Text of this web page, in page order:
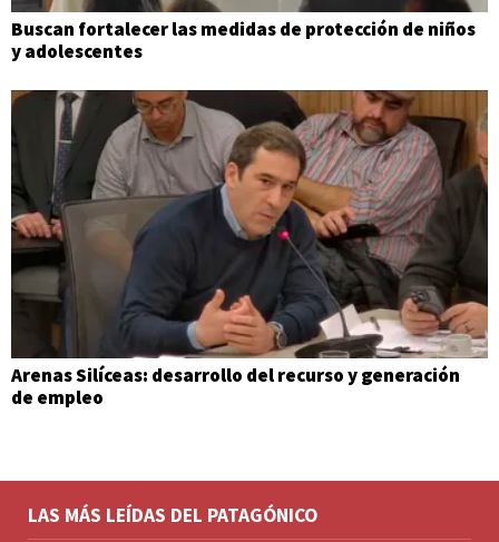
Buscan fortalecer las medidas de protección de niños
y adolescentes
Arenas Silíceas: desarrollo del recurso y generación
de empleo
LAS MÁS LEÍDAS DEL PATAGÓNICO